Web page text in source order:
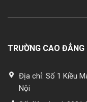
TRƯỜNG CAO ĐẲNG
Địa chỉ: Số 1 Kiều
Nội